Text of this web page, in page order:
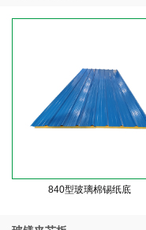
840型玻璃棉锡纸底